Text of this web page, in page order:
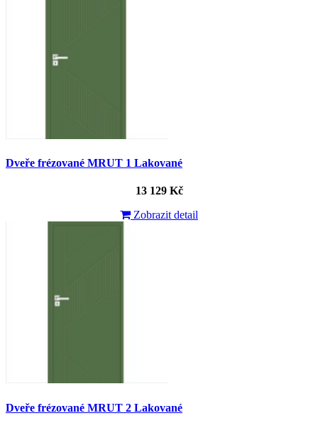
Dveře frézované MRUT 1 Lakované
13 129 Kč
Zobrazit detail
Dveře frézované MRUT 2 Lakované